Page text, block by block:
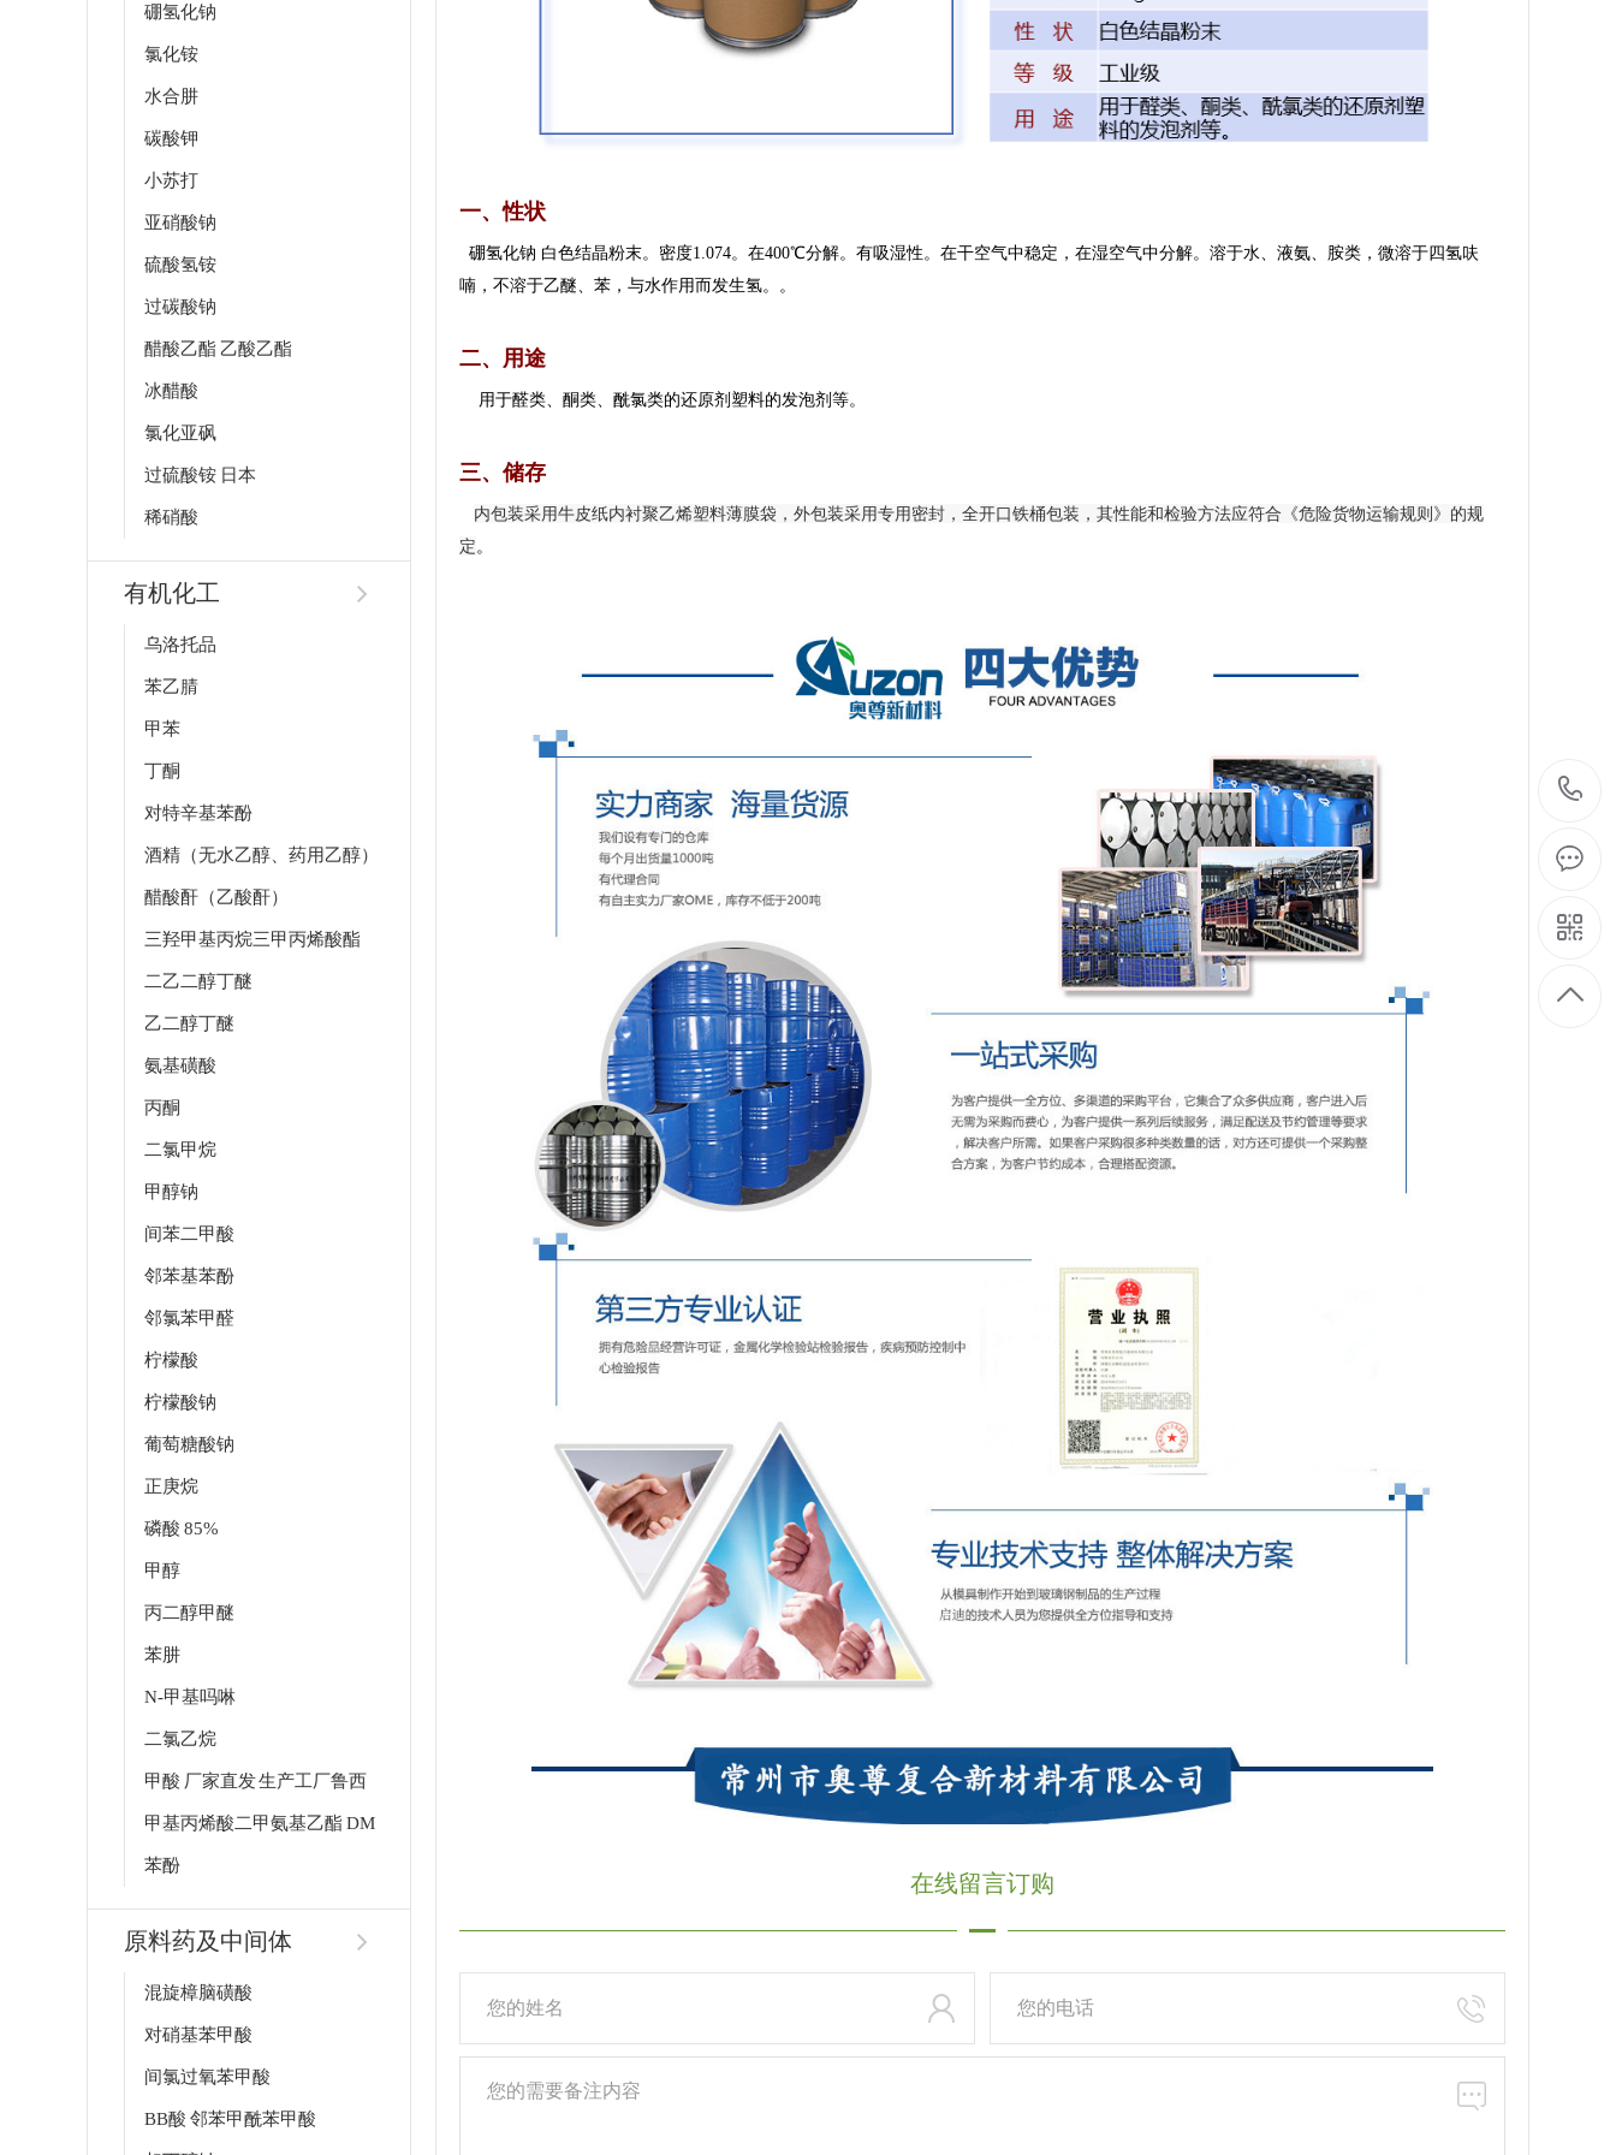
硼氢化钠
氯化铵
水合肼
碳酸钾
小苏打
亚硝酸钠
硫酸氢铵
过碳酸钠
醋酸乙酯 乙酸乙酯
冰醋酸
氯化亚砜
过硫酸铵 日本
稀硝酸
有机化工
乌洛托品
苯乙腈
甲苯
丁酮
对特辛基苯酚
酒精（无水乙醇、药用乙醇）
醋酸酐（乙酸酐）
三羟甲基丙烷三甲丙烯酸酯
二乙二醇丁醚
乙二醇丁醚
氨基磺酸
丙酮
二氯甲烷
甲醇钠
间苯二甲酸
邻苯基苯酚
邻氯苯甲醛
柠檬酸
柠檬酸钠
葡萄糖酸钠
正庚烷
磷酸 85%
甲醇
丙二醇甲醚
苯肼
N-甲基吗啉
二氯乙烷
甲酸 厂家直发 生产工厂鲁西
甲基丙烯酸二甲氨基乙酯 DM
苯酚
原料药及中间体
混旋樟脑磺酸
对硝基苯甲酸
间氯过氧苯甲酸
BB酸 邻苯甲酰苯甲酸
一、性状
硼氢化钠 白色结晶粉末。密度1.074。在400℃分解。有吸湿性。在干空气中稳定，在湿空气中分解。溶于水、液氨、胺类，微溶于四氢呋
喃，不溶于乙醚、苯，与水作用而发生氢。。
二、用途
用于醛类、酮类、酰氯类的还原剂塑料的发泡剂等。
三、储存
内包装采用牛皮纸内衬聚乙烯塑料薄膜袋，外包装采用专用密封，全开口铁桶包装，其性能和检验方法应符合《危险货物运输规则》的规
定。
在线留言订购